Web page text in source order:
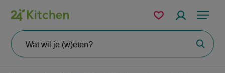
Overslaan
en
naar
de
Menu
wil
Mijn
bewaarde